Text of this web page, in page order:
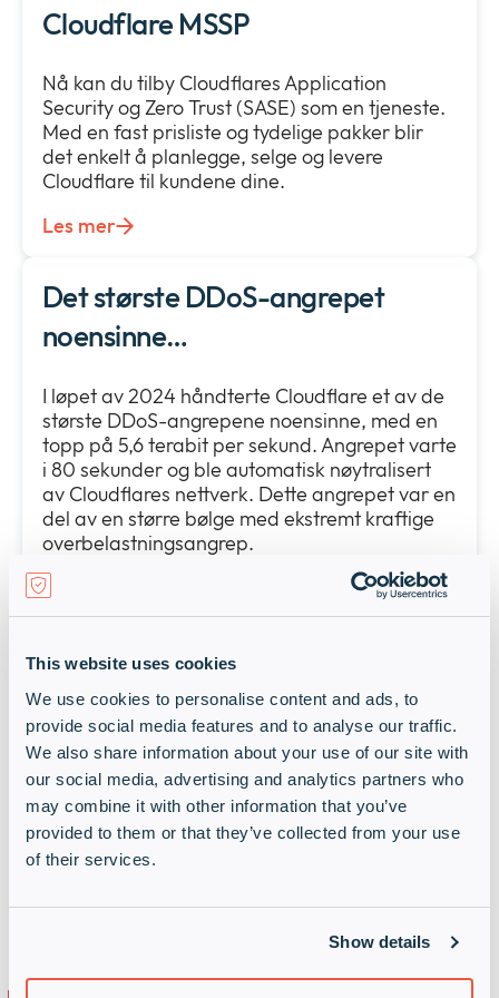
This website uses cookies
We use cookies to personalise content and ads, to
provide social media features and to analyse our traffic.
We also share information about your use of our site with
our social media, advertising and analytics partners who
may combine it with other information that you’ve
provided to them or that they’ve collected from your use
of their services.
Show details
Cloudflare MSSP
Nå kan du tilby Cloudflares Application
Security og Zero Trust (SASE) som en tjeneste.
Med en fast prisliste og tydelige pakker blir
det enkelt å planlegge, selge og levere
Cloudflare til kundene dine.
Les mer
Det største DDoS-angrepet
noensinne…
I løpet av 2024 håndterte Cloudflare et av de
største DDoS-angrepene noensinne, med en
topp på 5,6 terabit per sekund. Angrepet varte
i 80 sekunder og ble automatisk nøytralisert
av Cloudflares nettverk. Dette angrepet var en
del av en større bølge med ekstremt kraftige
overbelastningsangrep.
Les mer
Nysgjerrig på Cloudflares Zero
Trust-plattform?
Benytt anledningen til å ta en guidet tur i
Cloudflares Zero Trust-plattform og oppdag
hvor enkelt du kan beskytte virksomheten din!
Utforsk løsninger som Zero Trust Network
Access, DNS-filtrering og CASB – alt integrert